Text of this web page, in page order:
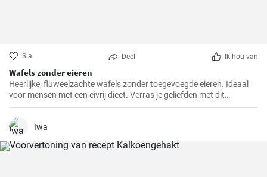
Sla Deel Ik hou van
Wafels zonder eieren
Heerlijke, fluweelzachte wafels zonder toegevoegde eieren. Ideaal
voor mensen met een eivrij dieet. Verras je geliefden met dit
prachtige alternatief voor traditionele wafels.
Iwa